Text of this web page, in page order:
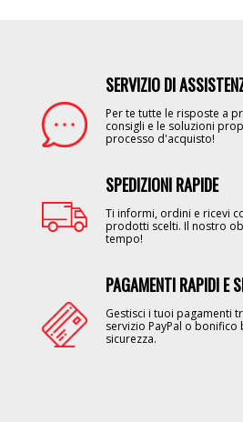
SERVIZIO DI
Per te tutte le risposte a
consigli e le soluzioni
processo d'acquisto!
SPEDIZIONI RAPIDE
Ti informi, ordini e ricevi
prodotti scelti. Il nostro
tempo!
PAGAMENTI RAPIDI E
Gestisci i tuoi pagamenti
servizio PayPal o
sicurezza.